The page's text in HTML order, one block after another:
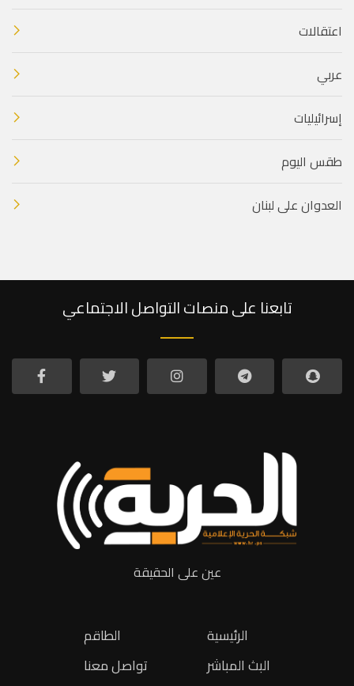
اعتقالات
عربي
إسرائيليات
طقس اليوم
العدوان على لبنان
تابعنا على منصات التواصل الاجتماعي
عين على الحقيقة
الطاقم
تواصل معنا
الرئيسية
البث المباشر